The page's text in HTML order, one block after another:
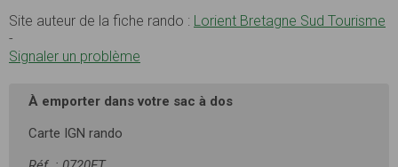
Site auteur de la fiche rando : Lorient Bretagne Sud Tourisme
-
Signaler un problème
À emporter dans votre sac à dos
Carte IGN rando